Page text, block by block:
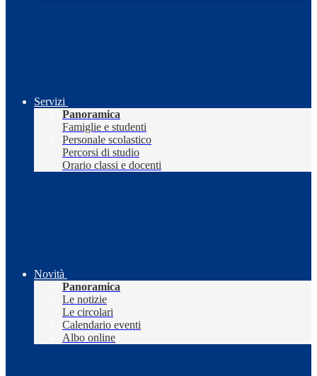
Servizi
Panoramica
Famiglie e studenti
Personale scolastico
Percorsi di studio
Orario classi e docenti
Novità
Panoramica
Le notizie
Le circolari
Calendario eventi
Albo online